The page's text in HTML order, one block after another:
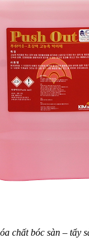
chất bóc sàn – tẩy